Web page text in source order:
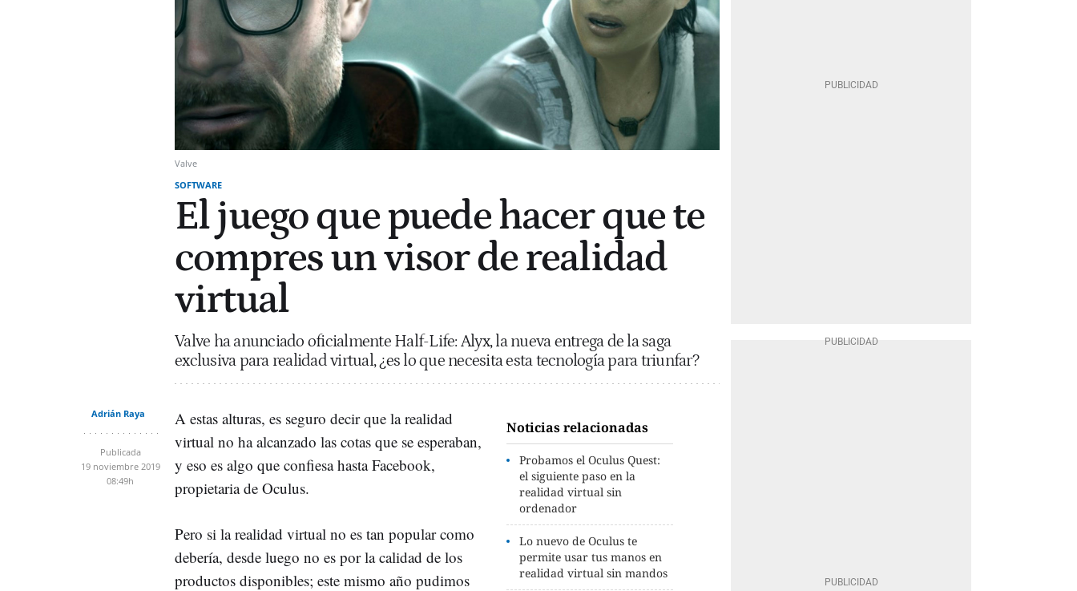
Valve
SOFTWARE
El juego que puede hacer que te
compres un visor de realidad
virtual
Valve ha anunciado oficialmente Half-Life: Alyx, la nueva entrega de la saga
exclusiva para realidad virtual, ¿es lo que necesita esta tecnología para triunfar?
Adrián Raya
Publicada
19 noviembre 2019
08:49h
Noticias relacionadas
Probamos el Oculus Quest:
el siguiente paso en la
realidad virtual sin
ordenador
Lo nuevo de Oculus te
permite usar tus manos en
realidad virtual sin mandos
A estas alturas, es seguro decir que la realidad
virtual no ha alcanzado las cotas que se esperaban,
y eso es algo que confiesa hasta Facebook,
propietaria de Oculus.
Pero si la realidad virtual no es tan popular como
debería, desde luego no es por la calidad de los
productos disponibles; este mismo año pudimos